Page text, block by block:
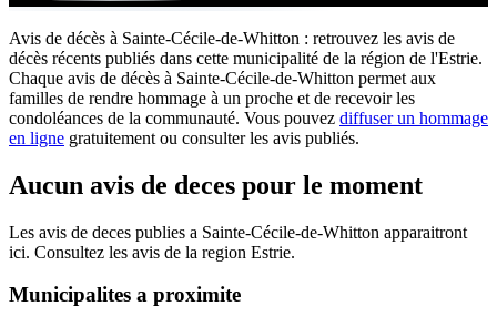
International
Par région
Par ville
Maisons funéraires
Éternea
Avis de décès à Sainte-Cécile-de-Whitton : retrouvez les avis de
décès récents publiés dans cette municipalité de la région de l'Estrie.
Chaque avis de décès à Sainte-Cécile-de-Whitton permet aux
familles de rendre hommage à un proche et de recevoir les
condoléances de la communauté. Vous pouvez diffuser un hommage
en ligne gratuitement ou consulter les avis publiés.
Aucun avis de deces pour le moment
Les avis de deces publies a Sainte-Cécile-de-Whitton apparaitront
ici. Consultez les avis de la region Estrie.
Municipalites a proximite